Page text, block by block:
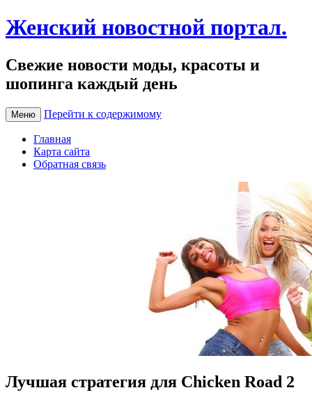
Женский новостной портал.
Свежие новости моды, красоты и
шопинга каждый день
Меню Перейти к содержимому
Главная
Карта сайта
Обратная связь
Лучшая стратегия для Chicken Road 2